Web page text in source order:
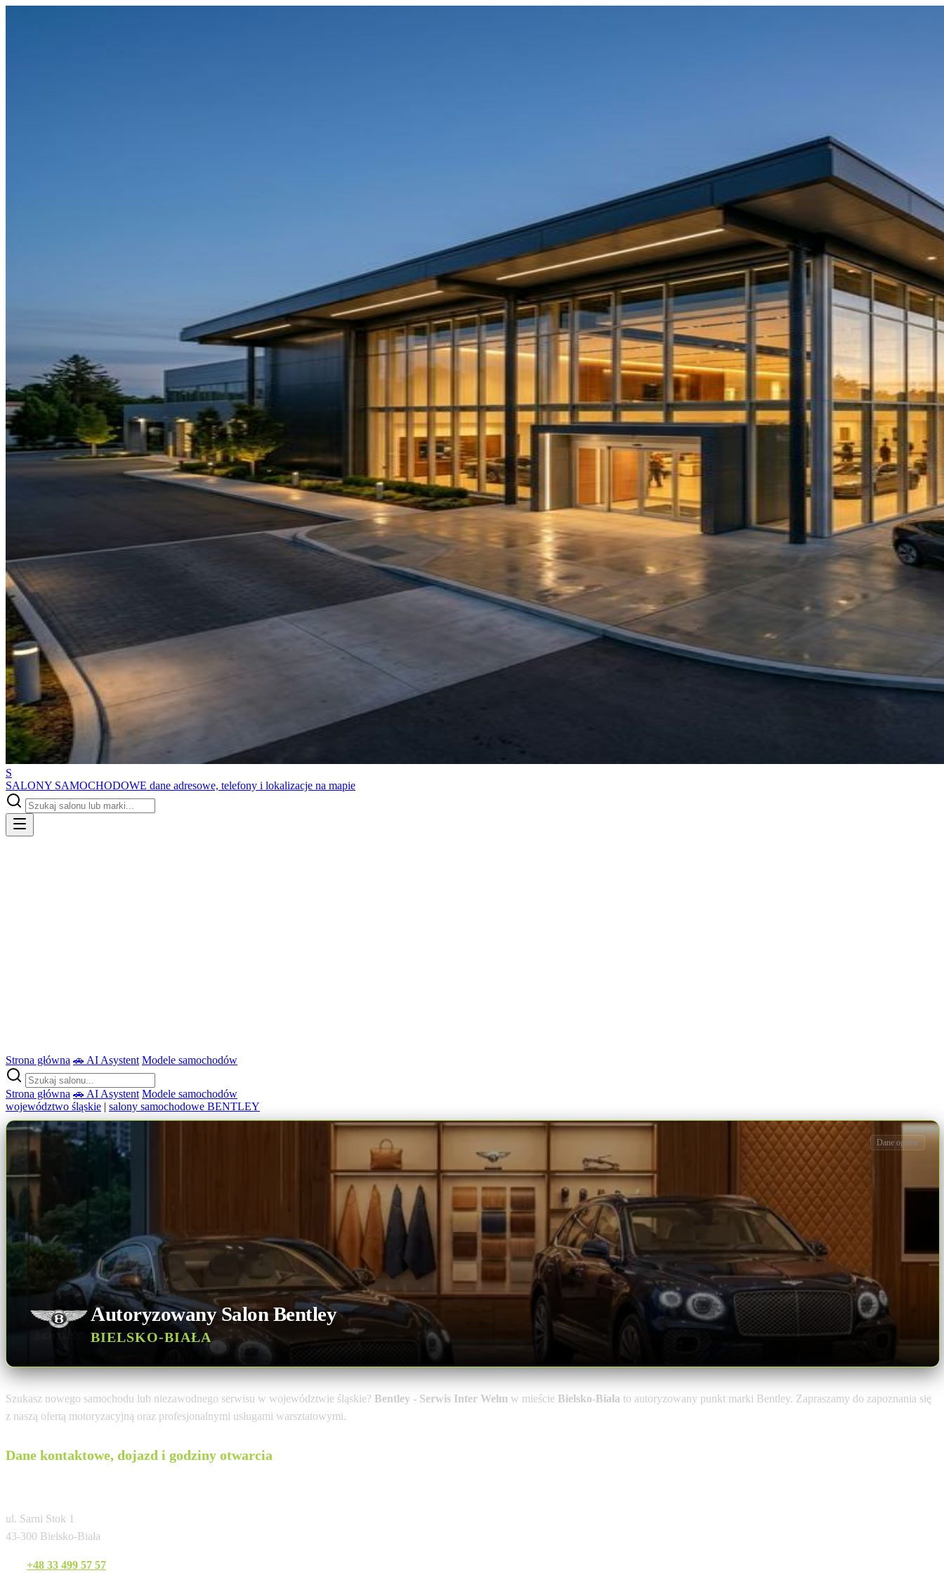
S
SALONY SAMOCHODOWE dane adresowe, telefony i lokalizacje na mapie
Strona główna 🚗 AI Asystent Modele samochodów
Strona główna 🚗 AI Asystent Modele samochodów
województwo śląskie | salony samochodowe BENTLEY
Autoryzowany Salon Bentley
BIELSKO-BIAŁA
Dane ogólne
Szukasz nowego samochodu lub niezawodnego serwisu w województwie śląskie? Bentley - Serwis Inter Welm w mieście Bielsko-Biała to autoryzowany punkt marki Bentley. Zapraszamy do zapoznania się
z naszą ofertą motoryzacyjną oraz profesjonalnymi usługami warsztatowymi.
Dane kontaktowe, dojazd i godziny otwarcia
ul. Sarni Stok 1
43-300 Bielsko-Biała
+48 33 499 57 57